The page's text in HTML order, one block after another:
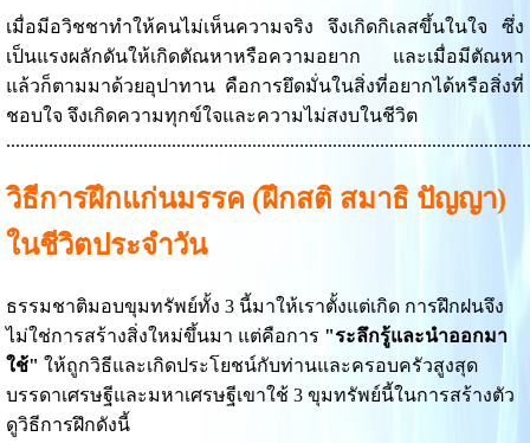
เมื่อมีอวิชชาทำให้คนไม่เห็นความจริง จึงเกิดกิเลสขึ้นในใจ ซึ่ง
เป็นแรงผลักดันให้เกิดตัณหาหรือความอยาก และเมื่อมีตัณหา
แล้วก็ตามมาด้วยอุปาทาน คือการยึดมั่นในสิ่งที่อยากได้หรือสิ่งที่
ชอบใจ จึงเกิดความทุกข์ใจและความไม่สงบในชีวิต
วิธีการฝึกแก่นมรรค (ฝึกสติ สมาธิ ปัญญา)
ในชีวิตประจำวัน
ธรรมชาติมอบขุมทรัพย์ทั้ง 3 นี้มาให้เราตั้งแต่เกิด การฝึกฝนจึง
ไม่ใช่การสร้างสิ่งใหม่ขึ้นมา แต่คือการ "ระลึกรู้และนำออกมา
ใช้" ให้ถูกวิธีและเกิดประโยชน์กับท่านและครอบครัวสูงสุด
บรรดาเศรษฐีและมหาเศรษฐีเขาใช้ 3 ขุมทรัพย์นี้ในการสร้างตัว
ดูวิธีการฝึกดังนี้